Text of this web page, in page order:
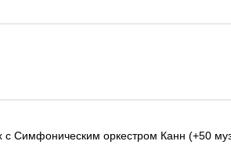
Симфоническим оркестром Канн (+50